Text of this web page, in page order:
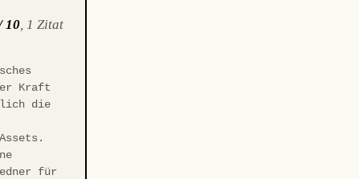
10, 1 Zitat
Kraft
die
für